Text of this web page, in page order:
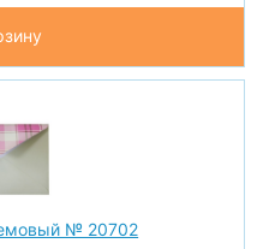
№ 20702